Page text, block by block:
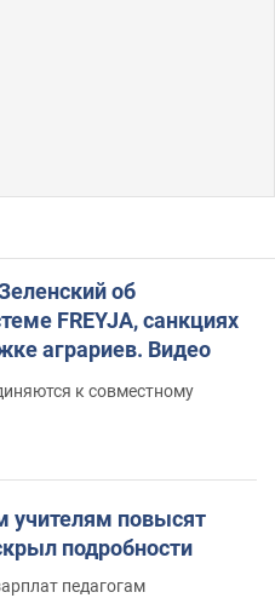
об
FREYJA, санкциях
аграриев. Видео
к совместному
учителям повысят
подробности
педагогам